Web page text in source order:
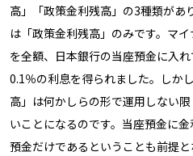
高」「政策金利残高」の3種類があ
は「政策金利残高」のみです。マ
を全額、日本銀行の当座預金に入
0.1％の利息を得られました。しか
高」は何かしらの形で運用しない
いことになるのです。当座預金に
預金だけであるということも前提と